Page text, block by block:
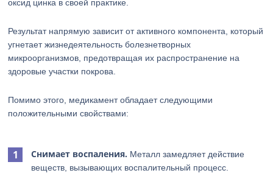
оксид цинка в своей практике.
Результат напрямую зависит от активного компонента, который
угнетает жизнедеятельность болезнетворных
микроорганизмов, предотвращая их распространение на
здоровые участки покрова.
Помимо этого, медикамент обладает следующими
положительными свойствами:
Снимает воспаления. Металл замедляет действие
веществ, вызывающих воспалительный процесс.